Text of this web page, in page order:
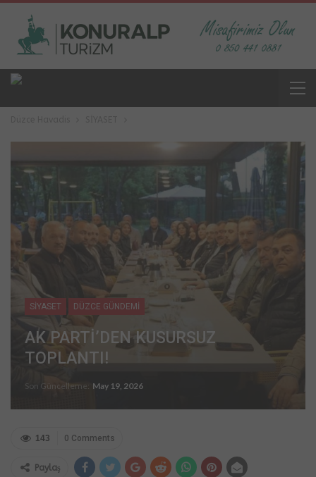
SİYASET DÜZCE GÜNDEMİ
AK PARTİ’DEN KUSURSUZ
TOPLANTI!
Son Güncelleme: May 19, 2026
0 Comments
143
Paylaş